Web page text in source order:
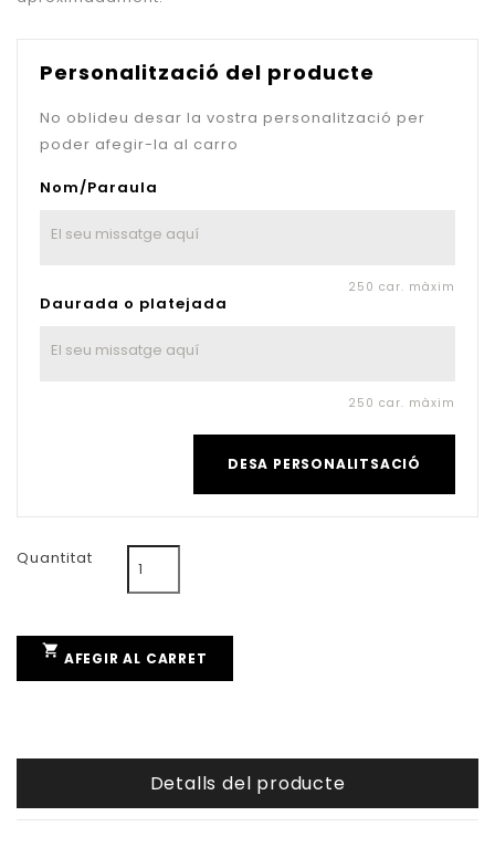
Personalització del producte
No oblideu desar la vostra personalització per
poder afegir-la al carro
Nom/Paraula
250 car. màxim
Daurada o platejada
250 car. màxim
DESA PERSONALITSACIÓ
Quantitat
 AFEGIR AL CARRET
Detalls del producte